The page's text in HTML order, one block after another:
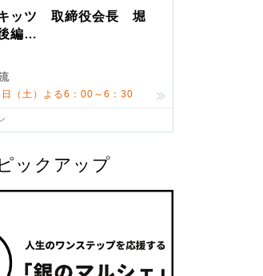
ッツ 取締役会長 堀
編
も浮かんだ八ヶ岳 山
だ父母
（土）よる6：00～6：30
ピックアップ